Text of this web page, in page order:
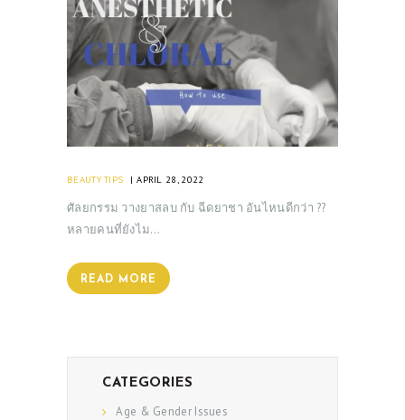
BEAUTY TIPS APRIL 28, 2022
ศัลยกรรม วางยาสลบ กับ ฉีดยาชา อันไหนดีกว่า ??
หลายคนที่ยังไม…
READ MORE
CATEGORIES
Age & Gender Issues